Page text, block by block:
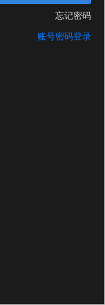
忘记密码
账号密码登录